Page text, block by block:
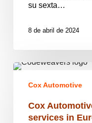
su sexta…
8 de abril de 2024
Cox
extends
Retail
services
Cox Automotive
Cox
services in